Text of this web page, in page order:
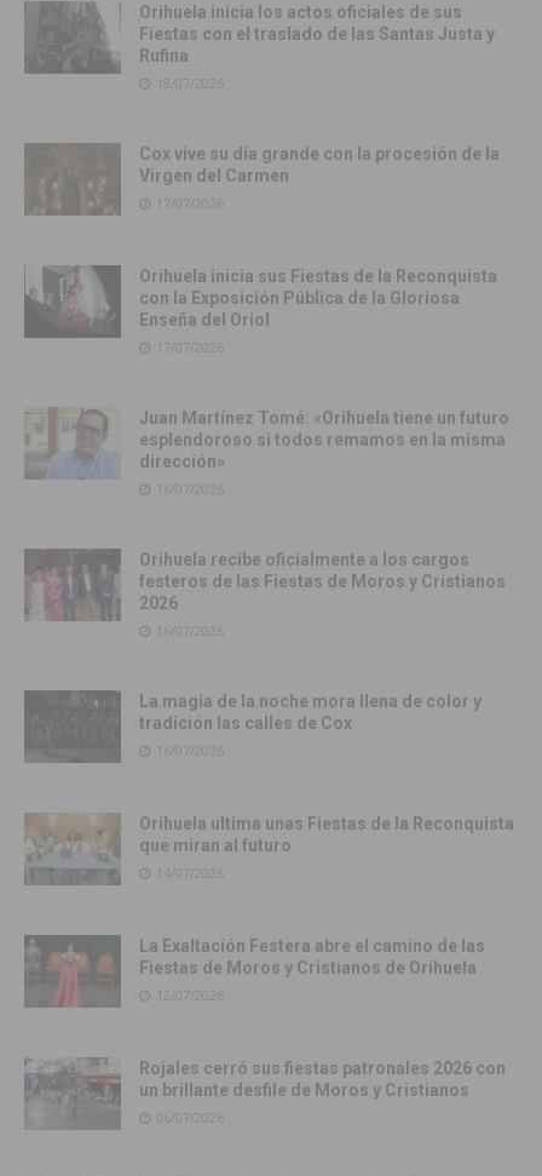
Orihuela inicia los actos oficiales de sus
Fiestas con el traslado de las Santas Justa y
Rufina
18/07/2026
Cox vive su día grande con la procesión de la
Virgen del Carmen
17/07/2026
Orihuela inicia sus Fiestas de la Reconquista
con la Exposición Pública de la Gloriosa
Enseña del Oriol
17/07/2026
Juan Martínez Tomé: «Orihuela tiene un futuro
esplendoroso si todos remamos en la misma
dirección»
16/07/2026
Orihuela recibe oficialmente a los cargos
festeros de las Fiestas de Moros y Cristianos
2026
16/07/2026
La magia de la noche mora llena de color y
tradición las calles de Cox
16/07/2026
Orihuela ultima unas Fiestas de la Reconquista
que miran al futuro
14/07/2026
La Exaltación Festera abre el camino de las
Fiestas de Moros y Cristianos de Orihuela
12/07/2026
Rojales cerró sus fiestas patronales 2026 con
un brillante desfile de Moros y Cristianos
06/07/2026